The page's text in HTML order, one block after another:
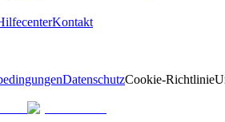
Kontakt
DatenschutzCookie-Richtlinie